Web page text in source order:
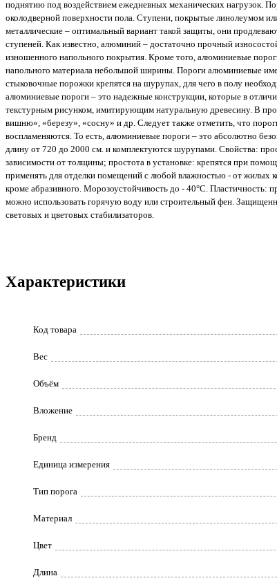
поднятию под воздействием ежедневных механических нагрузок.
околодверной поверхности пола. Ступени, покрытые линолеумом
металлические – оптимальный вариант такой защиты, они
ступеней. Как известно, алюминий – достаточно прочный
изношенного напольного покрытия. Кроме того, алюминиевые
напольного материала небольшой ширины. Пороги алюминиевые
стыковочные порожки крепятся на шурупах, для чего в полу
алюминиевые пороги – это надежные конструкции, которые в
текстурным рисунком, имитирующим натуральную древесину. В
вишню», «березу», «сосну» и др. Следует также отметить, что
воспламеняются. То есть, алюминиевые пороги – это абсолютно
длину от 720 до 2000 см. и комплектуются шурупами. Свойства:
зависимости от толщины; простота в установке: крепятся при
применять для отделки помещений с любой влажностью - от жилых
кроме абразивного. Морозоустойчивость до - 40°С. Пластичность:
можно использовать горячую воду или строительный фен.
световых и цветовых стабилизаторов.
Характеристики
Код товара
Вес
Объём
Вложение
Бренд
Единица измерения
Тип порога
Материал
Цвет
Длина